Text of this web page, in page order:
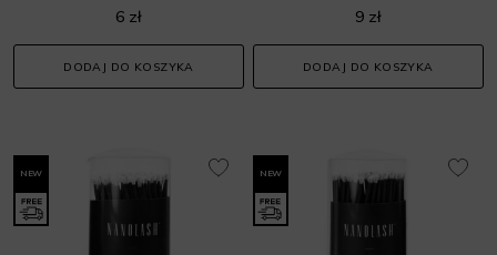
6 zł
DODAJ DO KOSZYKA
9 zł
DODAJ DO KOSZYKA
NEW NEW